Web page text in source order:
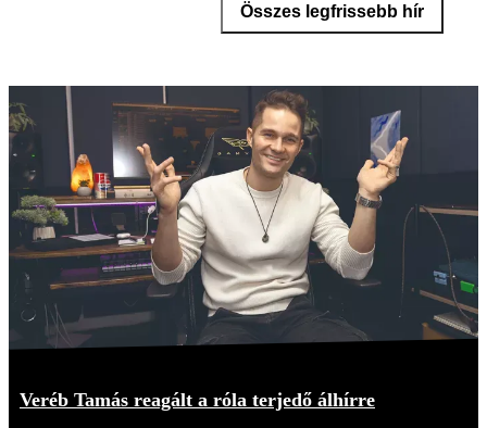
Összes legfrissebb hír
Veréb Tamás reagált a róla terjedő álhírre